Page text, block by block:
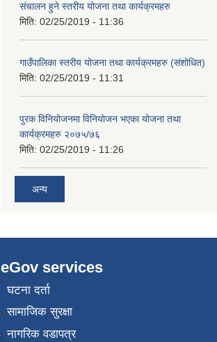
स‌ंचालन हुने स्तरीय योजना तथा कार्यक्रमहरु
मिति: 02/25/2019 - 11:36
गाउँपालिका स्तरीय योजना तथा कार्यक्रमहरु (स‌ंशोधित)
मिति: 02/25/2019 - 11:31
पुरक विनियोजनमा विनियोजन भएका योजना तथा
कार्यक्रमहरु २०७५/७६
मिति: 02/25/2019 - 11:26
अन्य
eGov services
घटना दर्ता
सामाजिक सुरक्षा
नागरिक वडापत्र